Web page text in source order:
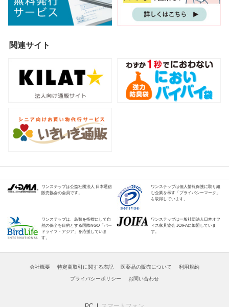
関連サイト
ワンステップは公益社団法人 日本通信
販売協会の会員です。
ワンステップは個人情報保護に取り組
む企業を示す「プライバシーマーク」
を取得しています。
ワンステップは、鳥類を指標にして自
然の保全を目的とする国際NGO「バー
ドライフ・アジア」を応援していま
す。
ワンステップは一般社団法人日本オフ
ィス家具協会 JOIFAに加盟していま
す。
会社概要 特定商取引に関する表記 医薬品の販売について 利用規約
プライバシーポリシー お問い合わせ